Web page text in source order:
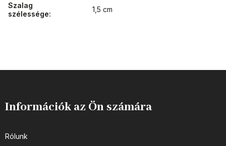
Szalag
szélessége:
1,5 cm
Információk az Ön számára
Rólunk